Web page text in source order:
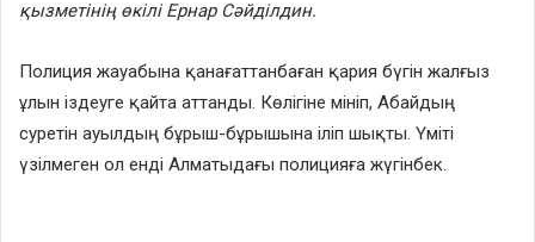
қызметінің өкілі Ернар Сәйділдин.
Полиция жауабына қанағаттанбаған қария бүгін жалғыз
ұлын іздеуге қайта аттанды. Көлігіне мініп, Абайдың
суретін ауылдың бұрыш-бұрышына іліп шықты. Үміті
үзілмеген ол енді Алматыдағы полицияға жүгінбек.